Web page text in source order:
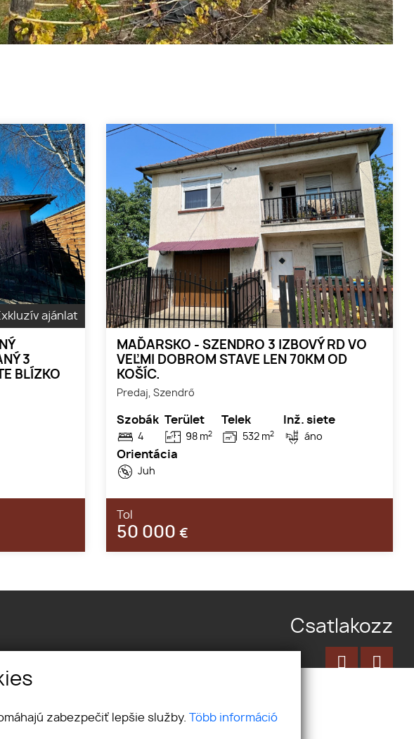
ajánlat
3
BLÍZKO
MAĎARSKO - SZENDRO 3 IZBOVÝ RD VO
VEĽMI DOBROM STAVE LEN 70KM OD
KOŠÍC.
Predaj, Szendrő
Szobák
4
Terület
98 m2
Telek
532 m2
Inž. siete
áno
Orientácia
Juh
Tol
50 000 €
Csatlakozz
zabezpečiť lepšie služby. Több információ